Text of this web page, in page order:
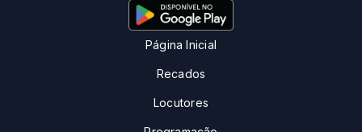
Página Inicial
Recados
Locutores